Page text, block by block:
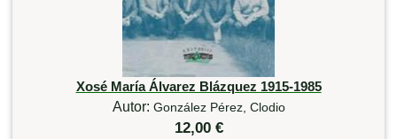
Xosé María Álvarez Blázquez 1915-1985
Autor: González Pérez, Clodio
12,00 €